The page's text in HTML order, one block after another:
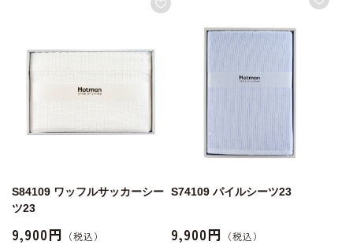
S84109 ワッフルサッカーシー
ツ23
9,900円
S74109 パイルシーツ23
9,900円